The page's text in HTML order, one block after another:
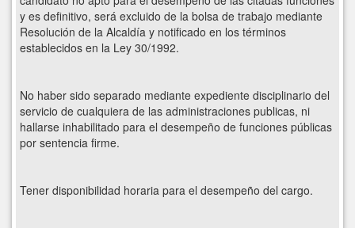
y es definitivo, será excluido de la bolsa de trabajo mediante
Resolución de la Alcaldía y notificado en los términos
establecidos en la Ley 30/1992.
No haber sido separado mediante expediente disciplinario del
servicio de cualquiera de las administraciones publicas, ni
hallarse inhabilitado para el desempeño de funciones públicas
por sentencia firme.
Tener disponibilidad horaria para el desempeño del cargo.